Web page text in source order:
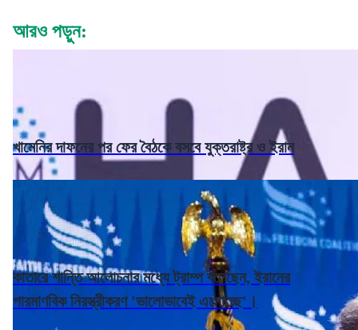
আরও পড়ুন:
খামেনির দাফনের পর ফের বৈঠকে বসবে যুক্তরাষ্ট্র ও ইরান
কাতারে শান্তি আলোচনার মধ্যে ট্রাম্প বলেছেন, ইরানের
পারমাণবিক নিরস্ত্রীকরণ 'ভালোভাবেই এগোচ্ছে'।